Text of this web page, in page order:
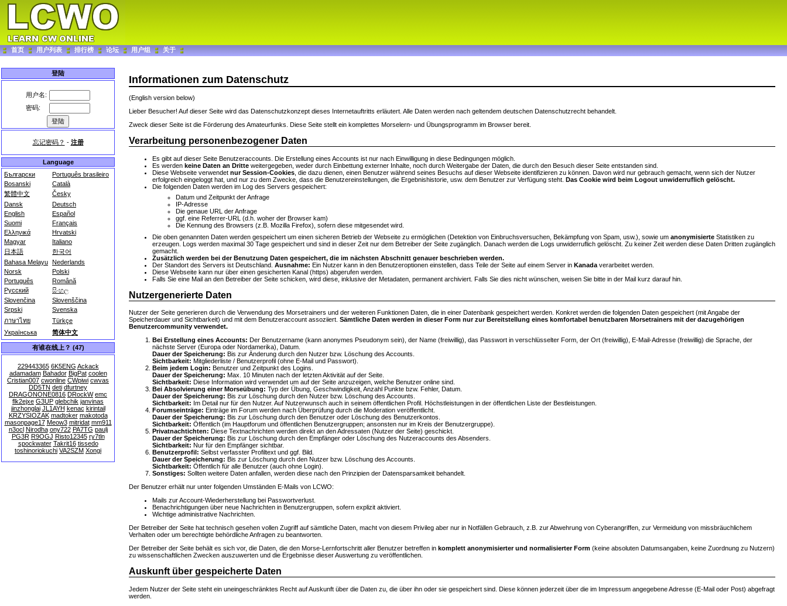
首页 用户列表 排行榜 论坛 用户组 关于
登陆
用户名:
密码:
忘记密码？ - 注册
Language
Български
Português brasileiro
Bosanski
Català
繁體中文
Česky
Dansk
Deutsch
English
Español
Suomi
Français
Ελληνικά
Hrvatski
Magyar
Italiano
日本語
한국어
Bahasa Melayu Nederlands
Norsk
Polski
Português
Română
Русский
සිංහල
Slovenčina
Slovenščina
Srpski
Svenska
ภาษาไทย
Türkçe
Українська
简体中文
有谁在线上？ (47)
229443365 6K5ENG Ackack
adamadam Bahador BigPat coolen
Cristian007 cwonline CWpiwi cwvas
DD5TN deti dfurtney
DRAGONONE0816 DRockW emc
flk2ejxe G3UP glebchik janvinas
jinzhonglai JL1AYH kenac kirintail
KRZYSIOZAK madtoker makotoda
masonpage17 Meow3 mitridat mm911
n3ocl Nirodha ony722 PA7TG paulj
PG3R R9OGJ Risto12345 ry7tln
spockwater Takrit16 tissedo
toshinoriokuchi VA2SZM Xongi
Informationen zum Datenschutz
(English version below)
Lieber Besucher! Auf dieser Seite wird das Datenschutzkonzept dieses Internetauftritts erläutert. Alle Daten werden nach geltendem deutschen Datenschutzrecht behandelt.
Zweck dieser Seite ist die Förderung des Amateurfunks. Diese Seite stellt ein komplettes Morselern- und Übungsprogramm im Browser bereit.
Verarbeitung personenbezogener Daten
Es gibt auf dieser Seite Benutzeraccounts. Die Erstellung eines Accounts ist nur nach Einwilligung in diese Bedingungen möglich.
Es werden keine Daten an Dritte weitergegeben, weder durch Einbettung externer Inhalte, noch durch Weitergabe der Daten, die durch den Besuch dieser Seite entstanden sind.
Diese Webseite verwendet nur Session-Cookies , die dazu dienen, einen Benutzer während seines Besuchs auf dieser Webseite identifizieren zu können. Davon wird nur gebrauch gemacht, wenn sich der Nutzer
erfolgreich eingeloggt hat, und nur zu dem Zwecke, dass die Benutzereinstellungen, die Ergebnishistorie, usw. dem Benutzer zur Verfügung steht. Das Cookie wird beim Logout unwiderruflich gelöscht.
Die folgenden Daten werden im Log des Servers gespeichert:
Datum und Zeitpunkt der Anfrage
IP-Adresse
Die genaue URL der Anfrage
ggf. eine Referrer-URL (d.h. woher der Browser kam)
Die Kennung des Browsers (z.B. Mozilla Firefox), sofern diese mitgesendet wird.
Die oben genannten Daten werden gespeichert um einen sicheren Betrieb der Webseite zu ermöglichen (Detektion von Einbruchsversuchen, Bekämpfung von Spam, usw.), sowie um anonymisierte Statistiken zu
erzeugen. Logs werden maximal 30 Tage gespeichert und sind in dieser Zeit nur dem Betreiber der Seite zugänglich. Danach werden die Logs unwiderruflich gelöscht. Zu keiner Zeit werden diese Daten Dritten zugänglich
gemacht.
Zusätzlich werden bei der Benutzung Daten gespeichert, die im nächsten Abschnitt genauer beschrieben werden.
Der Standort des Servers ist Deutschland. Ausnahme: Ein Nutzer kann in den Benutzeroptionen einstellen, dass Teile der Seite auf einem Server in Kanada verarbeitet werden.
Diese Webseite kann nur über einen gesicherten Kanal (https) abgerufen werden.
Falls Sie eine Mail an den Betreiber der Seite schicken, wird diese, inklusive der Metadaten, permanent archiviert. Falls Sie dies nicht wünschen, weisen Sie bitte in der Mail kurz darauf hin.
Nutzergenerierte Daten
Nutzer der Seite generieren durch die Verwendung des Morsetrainers und der weiteren Funktionen Daten, die in einer Datenbank gespeichert werden. Konkret werden die folgenden Daten gespeichert (mit Angabe der
Speicherdauer und Sichtbarkeit) und mit dem Benutzeraccount assoziiert. Sämtliche Daten werden in dieser Form nur zur Bereitstellung eines komfortabel benutzbaren Morsetrainers mit der dazugehörigen
Benutzercommunity verwendet.
Bei Erstellung eines Accounts: Der Benutzername (kann anonymes Pseudonym sein), der Name (freiwillig), das Passwort in verschlüsselter Form, der Ort (freiwillig), E-Mail-Adresse (freiwillig) die Sprache, der
nächste Server (Europa oder Nordamerika), Datum.
Dauer der Speicherung: Bis zur Änderung durch den Nutzer bzw. Löschung des Accounts.
Sichtbarkeit: Mitgliederliste / Benutzerprofil (ohne E-Mail und Passwort).
Beim jedem Login: Benutzer und Zeitpunkt des Logins.
Dauer der Speicherung: Max. 10 Minuten nach der letzten Aktivität auf der Seite.
Sichtbarkeit: Diese Information wird verwendet um auf der Seite anzuzeigen, welche Benutzer online sind.
Bei Absolvierung einer Morseübung: Typ der Übung, Geschwindigkeit, Anzahl Punkte bzw. Fehler, Datum.
Dauer der Speicherung: Bis zur Löschung durch den Nutzer bzw. Löschung des Accounts.
Sichtbarkeit: Im Detail nur für den Nutzer. Auf Nutzerwunsch auch in seinem öffentlichen Profil. Höchstleistungen in der öffentlichen Liste der Bestleistungen.
Forumseinträge: Einträge im Forum werden nach Überprüfung durch die Moderation veröffentlicht.
Dauer der Speicherung: Bis zur Löschung durch den Benutzer oder Löschung des Benutzerkontos.
Sichtbarkeit: Öffentlich (im Hauptforum und öffentlichen Benutzergruppen; ansonsten nur im Kreis der Benutzergruppe).
Privatnachtichten: Diese Textnachrichten werden direkt an den Adressaten (Nutzer der Seite) geschickt.
Dauer der Speicherung: Bis zur Löschung durch den Empfänger oder Löschung des Nutzeraccounts des Absenders.
Sichtbarkeit: Nur für den Empfänger sichtbar.
Benutzerprofil: Selbst verfasster Profiltext und ggf. Bild.
Dauer der Speicherung: Bis zur Löschung durch den Nutzer bzw. Löschung des Accounts.
Sichtbarkeit: Öffentlich für alle Benutzer (auch ohne Login).
Sonstiges: Sollten weitere Daten anfallen, werden diese nach den Prinzipien der Datensparsamkeit behandelt.
Der Benutzer erhält nur unter folgenden Umständen E-Mails von LCWO:
Mails zur Account-Wiederherstellung bei Passwortverlust.
Benachrichtigungen über neue Nachrichten in Benutzergruppen, sofern explizit aktiviert.
Wichtige administrative Nachrichten.
Der Betreiber der Seite hat technisch gesehen vollen Zugriff auf sämtliche Daten, macht von diesem Privileg aber nur in Notfällen Gebrauch, z.B. zur Abwehrung von Cyberangriffen, zur Vermeidung von missbräuchlichem
Verhalten oder um berechtigte behördliche Anfragen zu beantworten.
Der Betreiber der Seite behält es sich vor, die Daten, die den Morse-Lernfortschritt aller Benutzer betreffen in komplett anonymisierter und normalisierter Form (keine absoluten Datumsangaben, keine Zuordnung zu Nutzern)
zu wissenschaftlichen Zwecken auszuwerten und die Ergebnisse dieser Auswertung zu veröffentlichen.
Auskunft über gespeicherte Daten
Jedem Nutzer der Seite steht ein uneingeschränktes Recht auf Auskunft über die Daten zu, die über ihn oder sie gespeichert sind. Diese können jederzeit über die im Impressum angegebene Adresse (E-Mail oder Post) abgefragt
werden.